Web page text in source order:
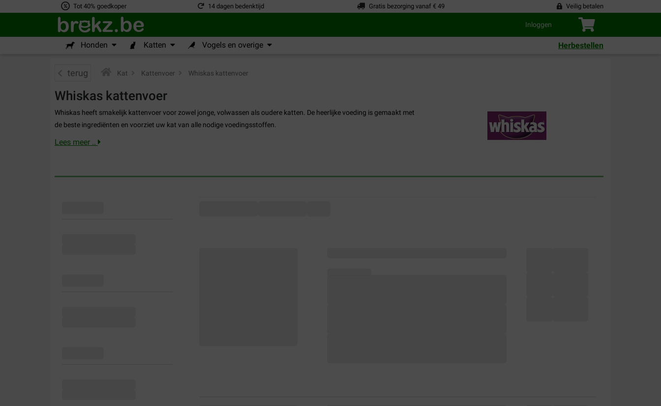
Tot 40% goedkoper 14 dagen bedenktijd Gratis bezorging vanaf € 49 Veilig betalen
Inloggen
Honden Katten Vogels en overige Herbestellen
terug Kat Kattenvoer Whiskas kattenvoer
Whiskas kattenvoer
Whiskas heeft smakelijk kattenvoer voor zowel jonge, volwassen als oudere katten. De heerlijke voeding is gemaakt met
de beste ingrediënten en voorziet uw kat van alle nodige voedingsstoffen.
Lees meer ..